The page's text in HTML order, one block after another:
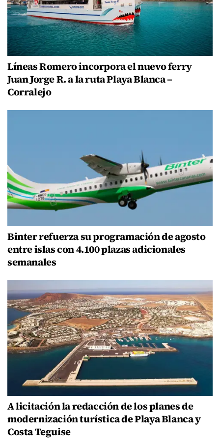
Líneas Romero incorpora el nuevo ferry
Juan Jorge R. a la ruta Playa Blanca –
Corralejo
Binter refuerza su programación de agosto
entre islas con 4.100 plazas adicionales
semanales
A licitación la redacción de los planes de
modernización turística de Playa Blanca y
Costa Teguise